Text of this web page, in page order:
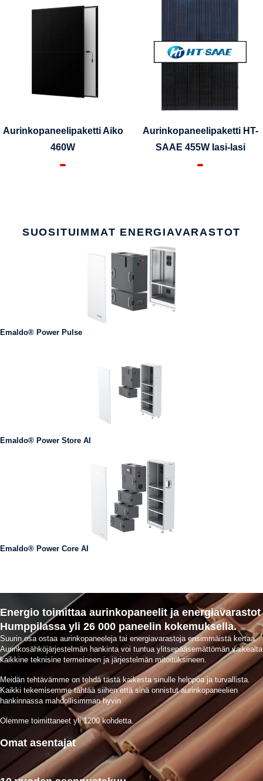
Aurinkopaneelipaketti Aiko
460W
Aurinkopaneelipaketti HT-
SAAE 455W lasi-lasi
SUOSITUIMMAT ENERGIAVARASTOT
Emaldo® Power Pulse
Emaldo® Power Store AI
Emaldo® Power Core AI
Energio toimittaa aurinkopaneelit ja energiavarastot
Humppilassa yli 26 000 paneelin kokemuksella.
Suurin osa ostaa aurinkopaneeleja tai energiavarastoja ensimmäistä kertaa.
Aurinkosähköjärjestelmän hankinta voi tuntua ylitsepääsemättömän vaikealta
kaikkine teknisine termeineen ja järjestelmän mitoituksineen.
Meidän tehtävämme on tehdä tästä kaikesta sinulle helppoa ja turvallista.
Kaikki tekemisemme tähtää siihen että sinä onnistut aurinkopaneelien
hankinnassa mahdollisimman hyvin
Olemme toimittaneet yli 1200 kohdetta.
Omat asentajat